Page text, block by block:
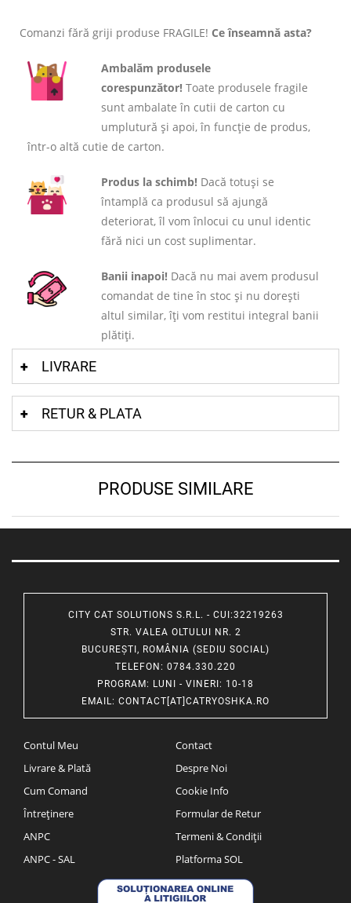
Comanzi fără griji produse FRAGILE! Ce înseamnă asta?
Ambalăm produsele
corespunzător! Toate produsele fragile
sunt ambalate în cutii de carton cu
umplutură și apoi, în funcție de produs,
într-o altă cutie de carton.
Produs la schimb! Dacă totuși se
întamplă ca produsul să ajungă
deteriorat, îl vom înlocui cu unul identic
fără nici un cost suplimentar.
Banii inapoi! Dacă nu mai avem produsul
comandat de tine în stoc și nu dorești
altul similar, îți vom restitui integral banii
plătiți.
LIVRARE
RETUR & PLATA
PRODUSE SIMILARE
CITY CAT SOLUTIONS S.R.L. - CUI:32219263
STR. VALEA OLTULUI NR. 2
BUCUREȘTI, ROMÂNIA (SEDIU SOCIAL)
TELEFON : 0784.330.220
PROGRAM: LUNI - VINERI: 10-18
EMAIL: CONTACT[AT]CATRYOSHKA.RO
Contul Meu
Livrare & Plată
Cum Comand
Întreținere
ANPC
ANPC - SAL
Contact
Despre Noi
Cookie Info
Formular de Retur
Termeni & Condiții
Platforma SOL